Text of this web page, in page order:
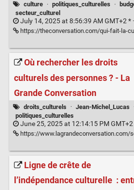
culture · politiques_culturelles ·
secteur_culturel
July 14, 2025 at 8:56:39 AM GMT+2 * ·
https://theconversation.com/qui-fait-la-culture-le-modele-francais-a-
Où rechercher les droits
culturels des personnes ? - La
Grande Conversation
droits_culturels · Jean-Michel_Lucas
politiques_culturelles
June 25, 2025 at 12:14:15 PM GMT+2
https://www.lagrandeconversation.com/societe/ou-
Ligne de crête de
l’indépendance culturelle :